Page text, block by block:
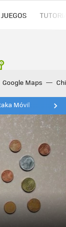
JUEGOS
Google Maps
Móvil